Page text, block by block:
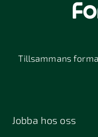
Tillsammans
Jobba hos oss